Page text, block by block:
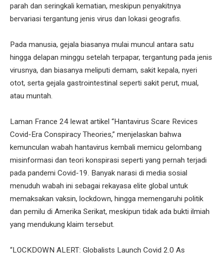
parah dan seringkali kematian, meskipun penyakitnya
bervariasi tergantung jenis virus dan lokasi geografis.
Pada manusia, gejala biasanya mulai muncul antara satu
hingga delapan minggu setelah terpapar, tergantung pada jenis
virusnya, dan biasanya meliputi demam, sakit kepala, nyeri
otot, serta gejala gastrointestinal seperti sakit perut, mual,
atau muntah.
Laman France 24 lewat artikel “Hantavirus Scare Revices
Covid-Era Conspiracy Theories,” menjelaskan bahwa
kemunculan wabah hantavirus kembali memicu gelombang
misinformasi dan teori konspirasi seperti yang pernah terjadi
pada pandemi Covid-19. Banyak narasi di media sosial
menuduh wabah ini sebagai rekayasa elite global untuk
memaksakan vaksin, lockdown, hingga memengaruhi politik
dan pemilu di Amerika Serikat, meskipun tidak ada bukti ilmiah
yang mendukung klaim tersebut.
“LOCKDOWN ALERT: Globalists Launch Covid 2.0 As